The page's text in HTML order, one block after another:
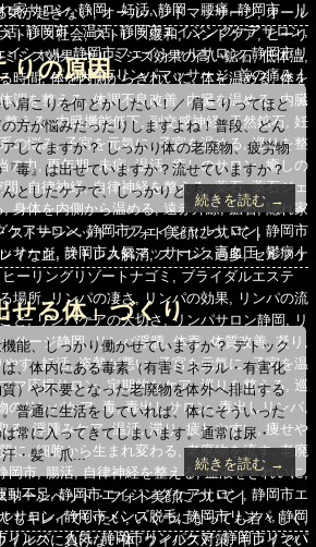
家サロン,静岡 妊活,静岡 腰痛,静岡市 リ
,静岡市 温活,静岡市エイジングケアサロン,
イシャル,静岡市フェイシャルサロン,静岡市リ
ンパ,静岡市リンパマッサージ,首の痛み
気が起きない,オールハンドマッサージ,オール
ストレス社会,ストレス緩和,ハンドケア,ヒーリ
ミシス効果,ホルミシス効果の高い鉱石,低体温,
時間,体を内側からきれいに,体を温める,体を
体調を整える,体調不良改善 , 内臓を温める,内臓
整える,内臓機能低下 ,副交感神経,天然鉱石 妊
の悩み,子宮を元気に ,子宮を温める ,巡りを整
の力 ,更年期,未病 ,温活,癒しのサロン,癒しの
間,自律神経,自律神経を整える,薬石,薬石ジェ
,身体を内側から温める 遠赤外線 ,鉱石, 隠れ家
ケアサロン ,静岡市フェイシャルサロン,静岡市
サージ ,静岡市人気マッサージ,高血圧,鬱病
りの原因
肩こりを何とかしたい！／ 肩こりってほと
方が悩みだったりしますよね！普段、どん
してますか？ しっかり体の老廃物、疲労物
毒』は出せていますか？流せていますか？
としたケアで、しっかりと『...
続きを読む →
ストーンベッド・フォト美顔について
イな血,ストレス解消 ,ストレス過多,セルフケ
ヒーリングリゾートナゴミ
ブライダルエステ
場所 ,リンパの凄さ リンパの効果
リンパの流
と, リンパケアの大切さ ,リンパサロン静岡
リ
サージ静岡, リンパ浮腫 ,体毒,体質改善,凝り
やす,妊活,姿勢が悪い,子宮を元気に,子宮を温
マ応援サロン, 定期的なケア,巡りを整える ,巡
のリンパケア,毒,毒出しサロン,毒出しリンパ
る,浮腫みケア,温活 ,滞り,疲れやすい ,痩せや
に ,細胞から生まれ変わる ,老廃物を流す,老廃
岡市 腸活 自律神経を整える,血液をきれいに,
動不足,静岡市エイジングケアサロン,静岡市エ
サロン,静岡市メンズ脱毛,静岡市リンパ,静岡
リンパ 人気,静岡市リンパケア,静岡市リンパ
せる体」づくり
能、しっかり働かせていますか？ デトック
は、体内にある毒素（有害ミネラル・有害化
）や不要となった老廃物を体外へ排出する
普通に生活をしていれば、体にそういった
常に入ってきてしまいます。通常は尿・
汗・髪・爪...
続きを読む →
トーンベッド・フォト美顔について
もキレイでいたい,いくつになっても若々しく,
イルスに負けない体,ウイルス対策,キレイでい